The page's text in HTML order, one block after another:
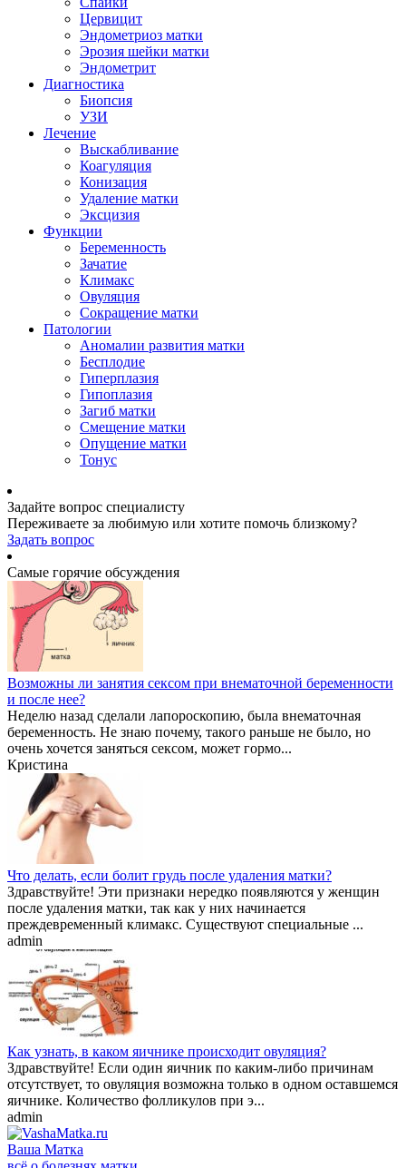
Цервицит
Эндометриоз матки
Эрозия шейки матки
Эндометрит
Диагностика
Биопсия
УЗИ
Лечение
Выскабливание
Коагуляция
Конизация
Удаление матки
Эксцизия
Функции
Беременность
Зачатие
Климакс
Овуляция
Сокращение матки
Патологии
Аномалии развития матки
Бесплодие
Гиперплазия
Гипоплазия
Загиб матки
Смещение матки
Опущение матки
Тонус
Задайте вопрос специалисту
Переживаете за любимую или хотите помочь близкому?
Задать вопрос
Самые горячие обсуждения
Возможны ли занятия сексом при внематочной беременности
и после нее?
Неделю назад сделали лапороскопию, была внематочная
беременность. Не знаю почему, такого раньше не было, но
очень хочется заняться сексом, может гормо...
Кристина
Что делать, если болит грудь после удаления матки?
Здравствуйте! Эти признаки нередко появляются у женщин
после удаления матки, так как у них начинается
преждевременный климакс. Существуют специальные ...
admin
Как узнать, в каком яичнике происходит овуляция?
Здравствуйте! Если один яичник по каким-либо причинам
отсутствует, то овуляция возможна только в одном оставшемся
яичнике. Количество фолликулов при э...
admin
Ваша Матка